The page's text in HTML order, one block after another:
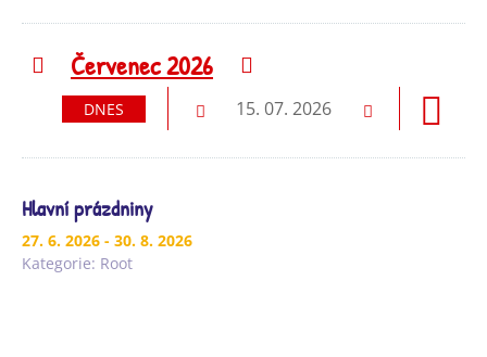
Předchozí
Červenec 2026
DNES Předchozí
15. 07. 2026
Hlavní prázdniny
27. 6. 2026 - 30. 8. 2026
Kategorie: Root